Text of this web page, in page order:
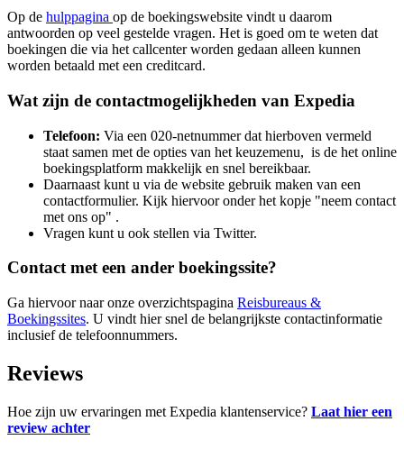
Op de hulppagina op de boekingswebsite vindt u daarom
antwoorden op veel gestelde vragen. Het is goed om te weten dat
boekingen die via het callcenter worden gedaan alleen kunnen
worden betaald met een creditcard.
Wat zijn de contactmogelijkheden van Expedia
Telefoon: Via een 020-netnummer dat hierboven vermeld
staat samen met de opties van het keuzemenu, is de het online
boekingsplatform makkelijk en snel bereikbaar.
Daarnaast kunt u via de website gebruik maken van een
contactformulier. Kijk hiervoor onder het kopje "neem contact
met ons op" .
Vragen kunt u ook stellen via Twitter.
Contact met een ander boekingssite?
Ga hiervoor naar onze overzichtspagina Reisbureaus &
Boekingssites. U vindt hier snel de belangrijkste contactinformatie
inclusief de telefoonnummers.
Reviews
Hoe zijn uw ervaringen met Expedia klantenservice? Laat hier een
review achter